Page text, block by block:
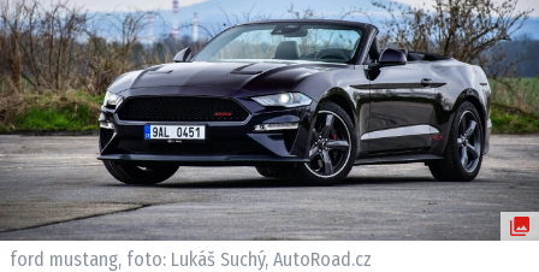
TECHNIKA
EKONOMIKA
ČESKÝ TRH
TUNING
PROFI
ELEKTRO
ford mustang, foto: Lukáš Suchý, AutoRoad.cz